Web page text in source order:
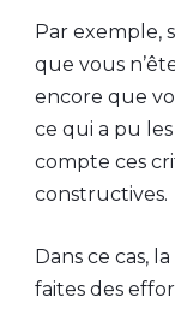
Par exemple,
que vous
encore que
ce qui a pu
compte ces
constructives.
Dans ce cas,
faites des